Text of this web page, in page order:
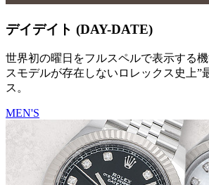
デイデイト (DAY-DATE)
世界初の曜日をフルスペルで表示する
スモデルが存在しないロレックス史上”
ス。
MEN'S